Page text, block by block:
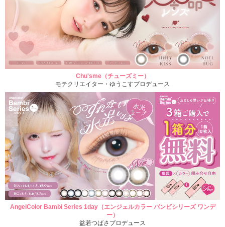
Chu'sme（チューズミー）
モテクリエイター・ゆうこすプロデュース
AngelColor Bambi Series 1day（エンジェルカラー バンビシリーズ ワンデ
ー）
益若つばさプロデュース